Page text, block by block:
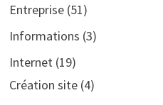
Entreprise(51)
Informations (3)
Internet(19)
Création site(4)